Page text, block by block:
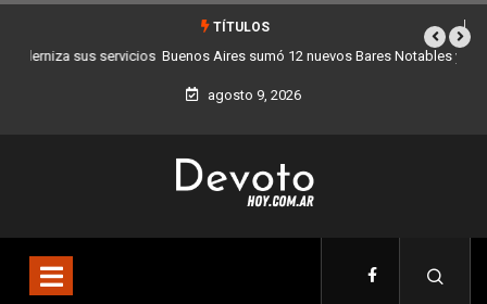
TÍTULOS
Buenos Aires sumó 12 nuevos Bares Notables y ya son 90 en toda la
Ciudad
agosto 9, 2026